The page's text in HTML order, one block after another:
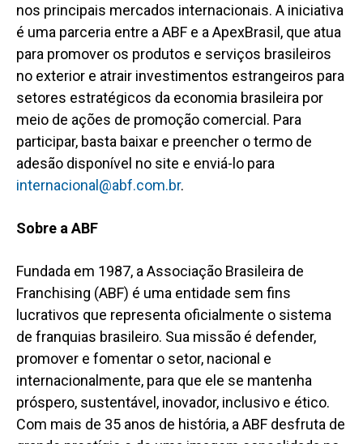
nos principais mercados internacionais. A iniciativa
é uma parceria entre a ABF e a ApexBrasil, que atua
para promover os produtos e serviços brasileiros
no exterior e atrair investimentos estrangeiros para
setores estratégicos da economia brasileira por
meio de ações de promoção comercial. Para
participar, basta baixar e preencher o termo de
adesão disponível no site e enviá-lo para
internacional@abf.com.br.
Sobre a ABF
Fundada em 1987, a Associação Brasileira de
Franchising (ABF) é uma entidade sem fins
lucrativos que representa oficialmente o sistema
de franquias brasileiro. Sua missão é defender,
promover e fomentar o setor, nacional e
internacionalmente, para que ele se mantenha
próspero, sustentável, inovador, inclusivo e ético.
Com mais de 35 anos de história, a ABF desfruta de